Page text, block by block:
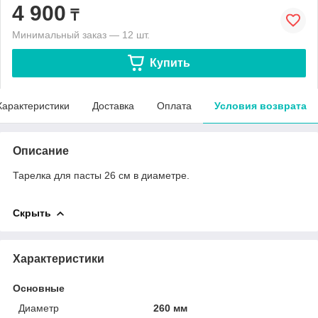
4 900 ₸
Минимальный заказ — 12 шт.
Купить
Доставка Оплата Условия возврата
Описание
Тарелка для пасты 26 см в диаметре.
Скрыть
Характеристики
Основные
Диаметр
260 мм